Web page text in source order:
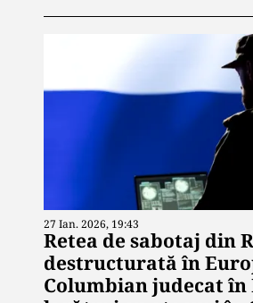
27 Ian. 2026, 19:43
Retea de sabotaj din
destructurată în
Columbian judecat în